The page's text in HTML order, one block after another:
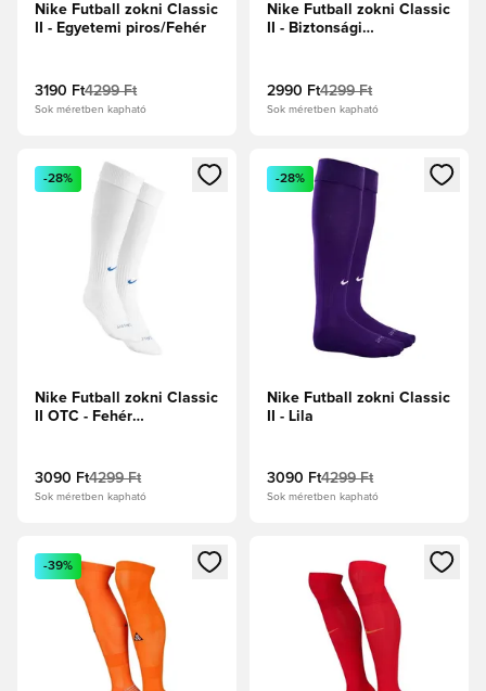
Nike Futball zokni Classic
II - Egyetemi piros/Fehér
3190 Ft4299 Ft
Sok méretben kapható
Nike Futball zokni Classic
II - Biztonsági
2990 Ft4299 Ft
Sok méretben kapható
Megnyit egy modált a bejelentkezéshez vagy a tagként
-28%
Nike Futball zokni Classic
II OTC - Fehér
3090 Ft4299 Ft
Sok méretben kapható
Megnyit egy modált a
-28%
Nike Futball zokni Classic
II - Lila
3090 Ft4299 Ft
Sok méretben kapható
Megnyit egy modált a bejelentkezéshez vagy a tagként
-39%
Megnyit egy modált a